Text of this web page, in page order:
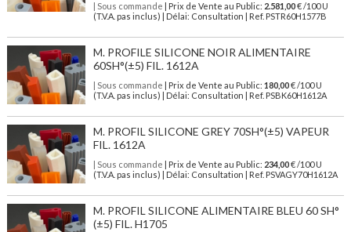
| Sous commande | Prix de Vente au Public: 2.581,00€ /100 U
(T.V.A. pas inclus) | Délai: Consultation | Ref. PSTR60H1577B
M. PROFILE SILICONE NOIR ALIMENTAIRE
60SH°(±5) FIL. 1612A
| Sous commande | Prix de Vente au Public: 180,00€ /100 U
(T.V.A. pas inclus) | Délai: Consultation | Ref. PSBK60H1612A
M. PROFIL SILICONE GREY 70SH°(±5) VAPEUR
FIL. 1612A
| Sous commande | Prix de Vente au Public: 234,00€ /100 U
(T.V.A. pas inclus) | Délai: Consultation | Ref. PSVAGY70H1612A
M. PROFIL SILICONE ALIMENTAIRE BLEU 60 SH°
(±5) FIL. H1705